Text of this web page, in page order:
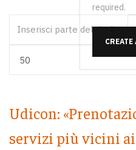
required.
CREATE
Udicon:
servizi più vicini